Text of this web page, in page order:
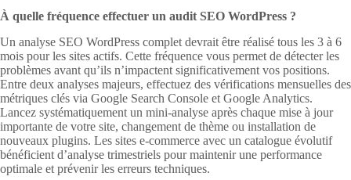
À quelle fréquence effectuer un audit SEO WordPress ?
Un analyse SEO WordPress complet devrait être réalisé tous les 3 à 6
mois pour les sites actifs. Cette fréquence vous permet de détecter les
problèmes avant qu’ils n’impactent significativement vos positions.
Entre deux analyses majeurs, effectuez des vérifications mensuelles des
métriques clés via Google Search Console et Google Analytics.
Lancez systématiquement un mini-analyse après chaque mise à jour
importante de votre site, changement de thème ou installation de
nouveaux plugins. Les sites e-commerce avec un catalogue évolutif
bénéficient d’analyse trimestriels pour maintenir une performance
optimale et prévenir les erreurs techniques.